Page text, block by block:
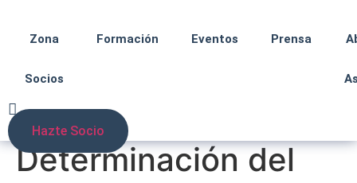
Zona
Socios
Formación Eventos Prensa
Hazte Socio
Determinación del